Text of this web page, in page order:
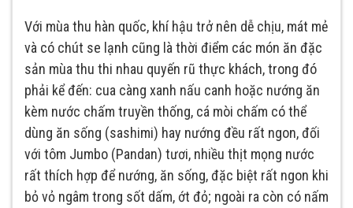
Với mùa thu hàn quốc, khí hậu trở nên dễ chịu, mát mẻ
và có chút se lạnh cũng là thời điểm các món ăn đặc
sản mùa thu thi nhau quyến rũ thực khách, trong đó
phải kể đến: cua càng xanh nấu canh hoặc nướng ăn
kèm nước chấm truyền thống, cá mòi chấm có thể
dùng ăn sống (sashimi) hay nướng đều rất ngon, đối
với tôm Jumbo (Pandan) tươi, nhiều thịt mọng nước
rất thích hợp để nướng, ăn sống, đặc biệt rất ngon khi
bỏ vỏ ngâm trong sốt dấm, ớt đỏ; ngoài ra còn có nấm